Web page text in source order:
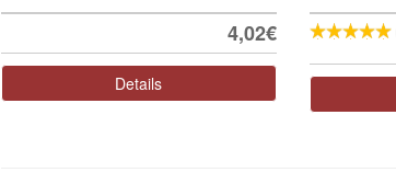
4,02€
Details